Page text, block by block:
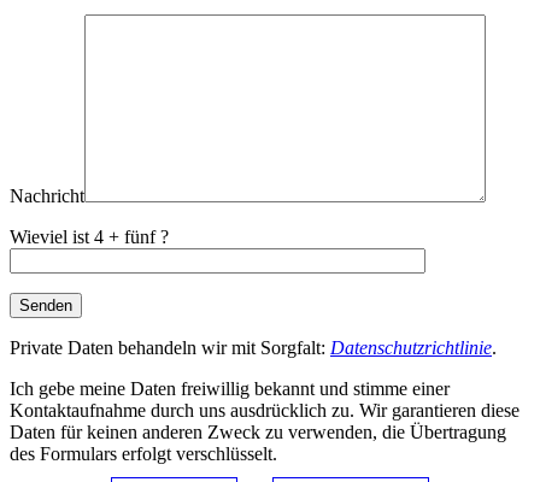
Nachricht
Wieviel ist 4 + fünf ?
Private Daten behandeln wir mit Sorgfalt: Datenschutzrichtlinie.
Ich gebe meine Daten freiwillig bekannt und stimme einer
Kontaktaufnahme durch uns ausdrücklich zu. Wir garantieren diese
Daten für keinen anderen Zweck zu verwenden, die Übertragung
des Formulars erfolgt verschlüsselt.